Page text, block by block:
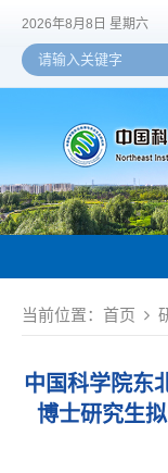
2026年8月8日 星期六
当前位置： 首页
中国科学院东
博士研究生